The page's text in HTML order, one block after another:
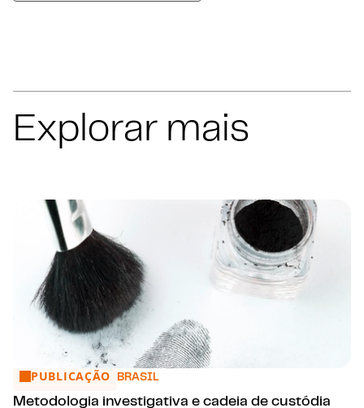
Explorar mais
Metodologia investigativa e cadeia de custódia
PUBLICAÇÃO BRASIL
Metodologia investigativa e cadeia de custódia